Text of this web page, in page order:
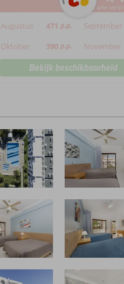
*incl. alle
Augustus 471 p.p. September
Oktober 390 p.p. November
Bekijk beschikbaarheid